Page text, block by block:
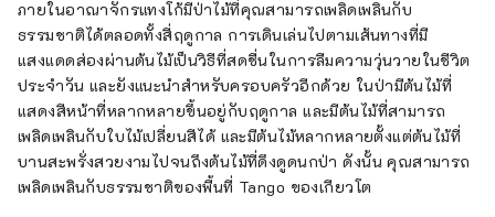
ภายในอาณาจักรแทงโก้มีป่าไม้ที่คุณสามารถเพลิดเพลินกับ
ธรรมชาติได้ตลอดทั้งสี่ฤดูกาล การเดินเล่นไปตามเส้นทางที่มี
แสงแดดส่องผ่านต้นไม้เป็นวิธีที่สดชื่นในการลืมความวุ่นวายในชีวิต
ประจำวัน และยังแนะนำสำหรับครอบครัวอีกด้วย ในป่ามีต้นไม้ที่
แสดงสีหน้าที่หลากหลายขึ้นอยู่กับฤดูกาล และมีต้นไม้ที่สามารถ
เพลิดเพลินกับใบไม้เปลี่ยนสีได้ และมีต้นไม้หลากหลายตั้งแต่ต้นไม้ที่
บานสะพรั่งสวยงามไปจนถึงต้นไม้ที่ดึงดูดนกป่า ดังนั้น คุณสามารถ
เพลิดเพลินกับธรรมชาติของพื้นที่ Tango ของเกียวโต